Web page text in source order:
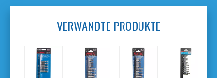
VERWANDTE PRODUKTE